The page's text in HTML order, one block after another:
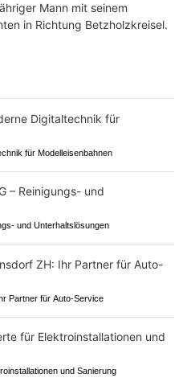
Mann mit seinem
in Richtung Betzholzkreisel.
für Modelleisenbahnen
und Unterhaltslösungen
Partner für Auto-Service
und Sanierung